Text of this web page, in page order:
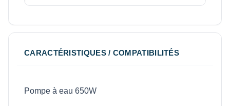
CARACTÉRISTIQUES / COMPATIBILITÉS
Pompe à eau 650W